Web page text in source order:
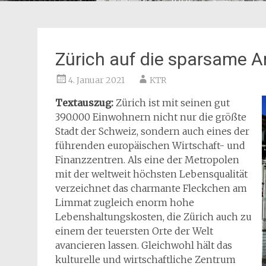
Zürich auf die sparsame
4. Januar 2021 KTR
Textauszug: Zürich ist mit seinen gut
390.000 Einwohnern nicht nur die größte
Stadt der Schweiz, sondern auch eines der
führenden europäischen Wirtschaft- und
Finanzzentren. Als eine der Metropolen
mit der weltweit höchsten Lebensqualität
verzeichnet das charmante Fleckchen am
Limmat zugleich enorm hohe
Lebenshaltungskosten, die Zürich auch zu
einem der teuersten Orte der Welt
avancieren lassen. Gleichwohl hält das
kulturelle und wirtschaftliche Zentrum